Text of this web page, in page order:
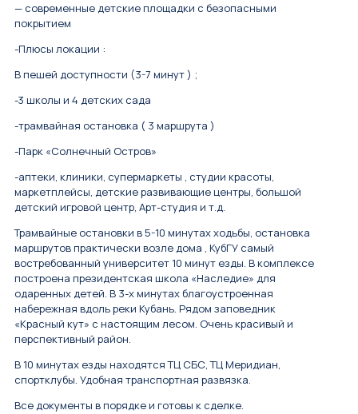
— ⁠современные детские площадки с безопасными
покрытием
-Плюсы локации :
В пешей доступности (3-7 минут ) ;
-3 школы и 4 детских сада
-трамвайная остановка ( 3 маршрута )
-Парк «Солнечный Остров»
-аптеки, клиники, супермаркеты , студии красоты,
маркетплейсы, детские развивающие центры, большой
детский игровой центр, Арт-студия и т.д.
Трамвайные остановки в 5-10 минутах ходьбы, остановка
маршрутов практически возле дома , КубГУ самый
востребованный университет 10 минут езды. В комплексе
построена президентская школа «Наследие» для
одаренных детей. В 3-х минутах благоустроенная
набережная вдоль реки Кубань. Рядом заповедник
«Красный кут» с настоящим лесом. Очень красивый и
перспективный район.
В 10 минутах езды находятся ТЦ СБС, ТЦ Меридиан,
спортклубы. Удобная транспортная развязка.
Все документы в порядке и готовы к сделке.